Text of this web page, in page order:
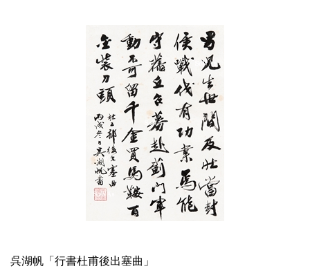
呉湖帆「行書杜甫後出塞曲」